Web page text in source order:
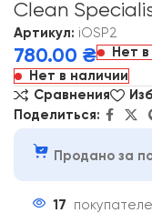
Clean
Артикул: iOSP2
780.00 ₴
Нет
Нет в наличии
Сравнения
Поделиться:
Продано за
17